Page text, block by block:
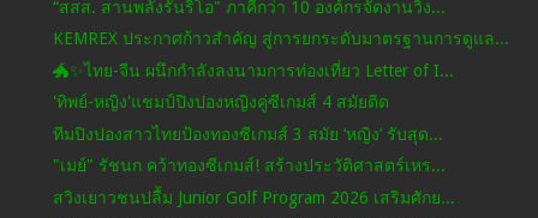
“สสส. สานพลังรันริโอ" ภาคีกว่า 10 องค์กรจัดงานวิ่ง...
KEMREX ประกาศก้าวสำคัญ สู่การยกระดับมาตรฐานการดูแล...
🐲✨ไทย-จีน ผนึกกำลังลงนามการท่องเที่ยว Letter of I...
'ทิพย์-หญิง'แชมป์ปิงปองหญิงคู่ซีเกมส์ 4 สมัยติด
ทีมปิงปองสาวไทยป้องทองซีเกมส์ 3 สมัย ‘หญิง’ รับสุด...
"เมย์" รัชนก คว้าทองซีเกมส์! สร้างประวัติศาสตร์เหร...
สวิงเยาวชนปลื้ม Junior Golf Program 2026 เสริมศักย...